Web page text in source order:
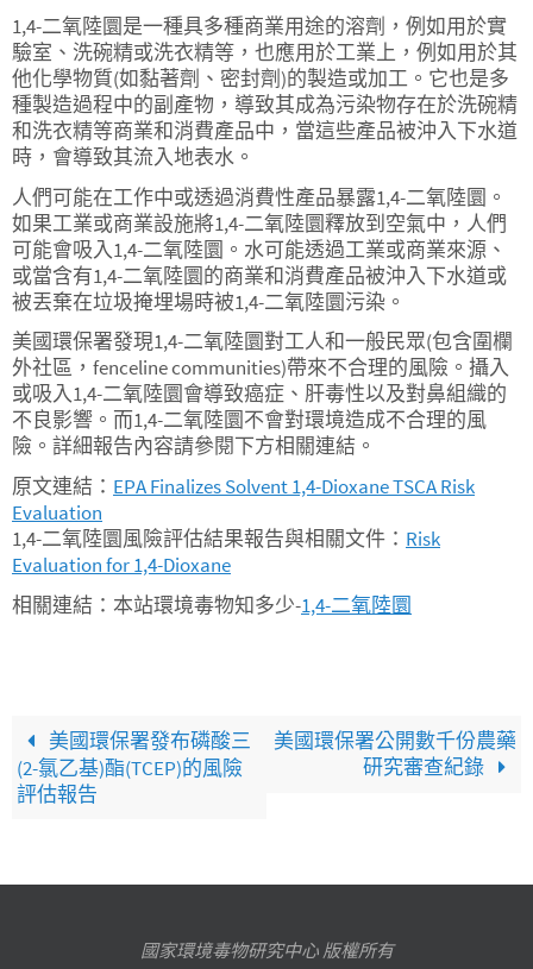
1,4-二氧陸圜是一種具多種商業用途的溶劑，例如用於實
驗室、洗碗精或洗衣精等，也應用於工業上，例如用於其
他化學物質(如黏著劑、密封劑)的製造或加工。它也是多
種製造過程中的副產物，導致其成為污染物存在於洗碗精
和洗衣精等商業和消費產品中，當這些產品被沖入下水道
時，會導致其流入地表水。
人們可能在工作中或透過消費性產品暴露1,4-二氧陸圜。
如果工業或商業設施將1,4-二氧陸圜釋放到空氣中，人們
可能會吸入1,4-二氧陸圜。水可能透過工業或商業來源、
或當含有1,4-二氧陸圜的商業和消費產品被沖入下水道或
被丟棄在垃圾掩埋場時被1,4-二氧陸圜污染。
美國環保署發現1,4-二氧陸圜對工人和一般民眾(包含圍欄
外社區，fenceline communities)帶來不合理的風險。攝入
或吸入1,4-二氧陸圜會導致癌症、肝毒性以及對鼻組織的
不良影響。而1,4-二氧陸圜不會對環境造成不合理的風
險。詳細報告內容請參閱下方相關連結。
原文連結： EPA Finalizes Solvent 1,4-Dioxane TSCA Risk
Evaluation
1,4-二氧陸圜風險評估結果報告與相關文件： Risk
Evaluation for 1,4-Dioxane
相關連結：本站環境毒物知多少-1,4-二氧陸圜
美國環保署發布磷酸三
(2-氯乙基)酯(TCEP)的風險
評估報告
美國環保署公開數千份農藥
研究審查紀錄
國家環境毒物研究中心 版權所有